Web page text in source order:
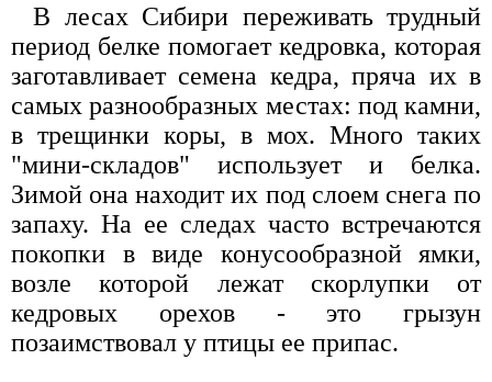
В лесах Сибири переживать трудный
период белке помогает кедровка, которая
заготавливает семена кедра, пряча их в
самых разнообразных местах: под камни,
в трещинки коры, в мох. Много таких
"мини-складов" использует и белка.
Зимой она находит их под слоем снега по
запаху. На ее следах часто встречаются
покопки в виде конусообразной ямки,
возле которой лежат скорлупки от
кедровых орехов - это грызун
позаимствовал у птицы ее припас.